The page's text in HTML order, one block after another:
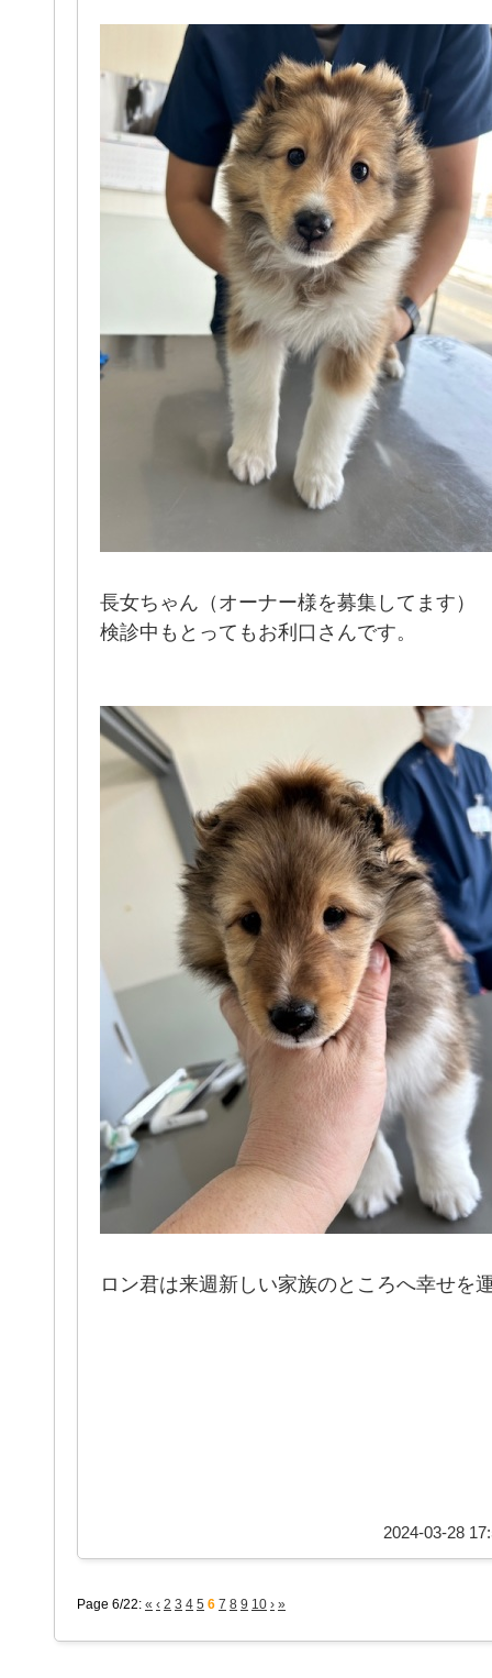
長女ちゃん（オーナー様を募集してます）
検診中もとってもお利口さんです。
ロン君は来週新しい家族のところへ幸せを
2024-03-28
Page 6/22: « ‹ 2 3 4 5 6 7 8 9 10 › »